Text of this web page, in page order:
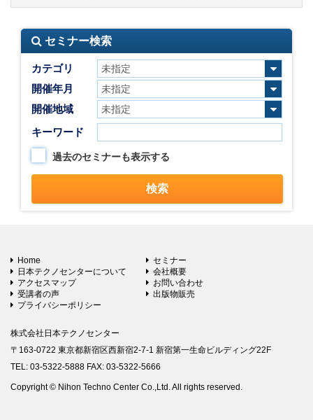
セミナー検索
カテゴリ
開催年月
開催地域
キーワード
過去のセミナーも表示する
Home
セミナー
日本テクノセンターについて
会社概要
アクセスマップ
お問い合わせ
受講者の声
出版物販売
プライバシーポリシー
株式会社日本テクノセンター
〒163-0722 東京都新宿区西新宿2-7-1 新宿第一生命ビルディング22F
TEL: 03-5322-5888 FAX: 03-5322-5666
Copyright © Nihon Techno Center Co.,Ltd. All rights reserved.